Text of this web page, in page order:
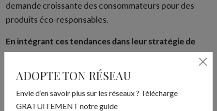
ADOPTE TON RÉSEAU
Envie d’en savoir plus sur les réseaux ? Télécharge
GRATUITEMENT notre guide
demande croissante des consommateurs pour des
produits éco-responsables.
En intégrant ces tendances dans leur stratégie de
branding 2024, vous pouvez renforcer votre
positionnement sur le marché, fidéliser votre
clientèle et stimuler la croissance de vos ventes.
Alors, à vous de jouer !